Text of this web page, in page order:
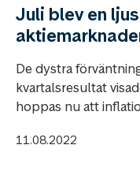
Juli blev en
De dystra
kvartalsresultat
hoppas nu att
11.08.2022